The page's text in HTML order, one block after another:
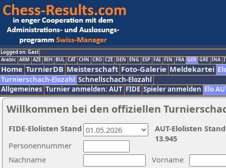
Logged on: Gast
Arabic ARM AZE BIH BUL CAT CHN CRO CZE DEN ENG ESP FAI FIN FRA GER GRE INA
Home TurnierDB Meisterschaft Foto-Galerie Meldekartei
Turnierschach-Elozahl Schnellschach-Elozahl
Allgemeines Turnier anmelden: AUT FIDE Spieler anmelden Elo
Willkommen bei den offiziellen
Nachname
Vorname
Personennummer
AUT-Elolisten
13.945
FIDE-Elolisten Stand